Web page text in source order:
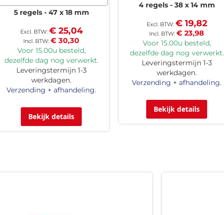
5 regels 47 x 18 mm
€ 30,30
€ 25,04
Voor 15.00u besteld,
dezelfde dag nog verwerkt.
Leveringstermijn 1-3
werkdagen.
Verzending + afhandeling.
Bekijk details
4 regels 38 x 14 mm
€ 23,98
€ 19,82
Voor 15.00u besteld,
dezelfde dag nog verwerkt.
Leveringstermijn 1-3
werkdagen.
Verzending + afhandeling.
Bekijk details